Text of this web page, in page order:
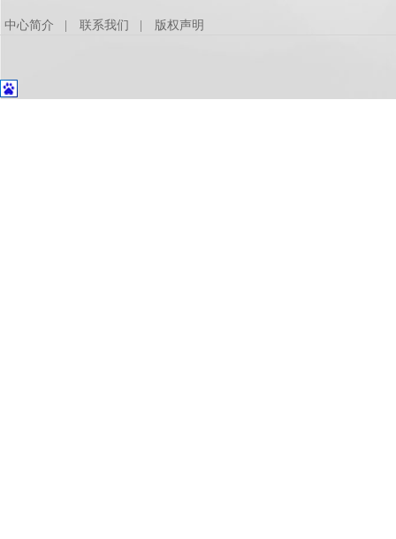
中心简介 联系我们 版权声明